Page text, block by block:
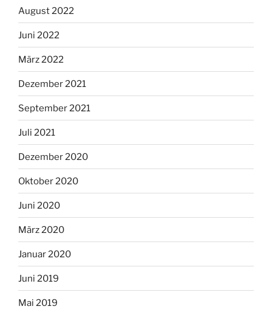
August 2022
Juni 2022
März 2022
Dezember 2021
September 2021
Juli 2021
Dezember 2020
Oktober 2020
Juni 2020
März 2020
Januar 2020
Juni 2019
Mai 2019